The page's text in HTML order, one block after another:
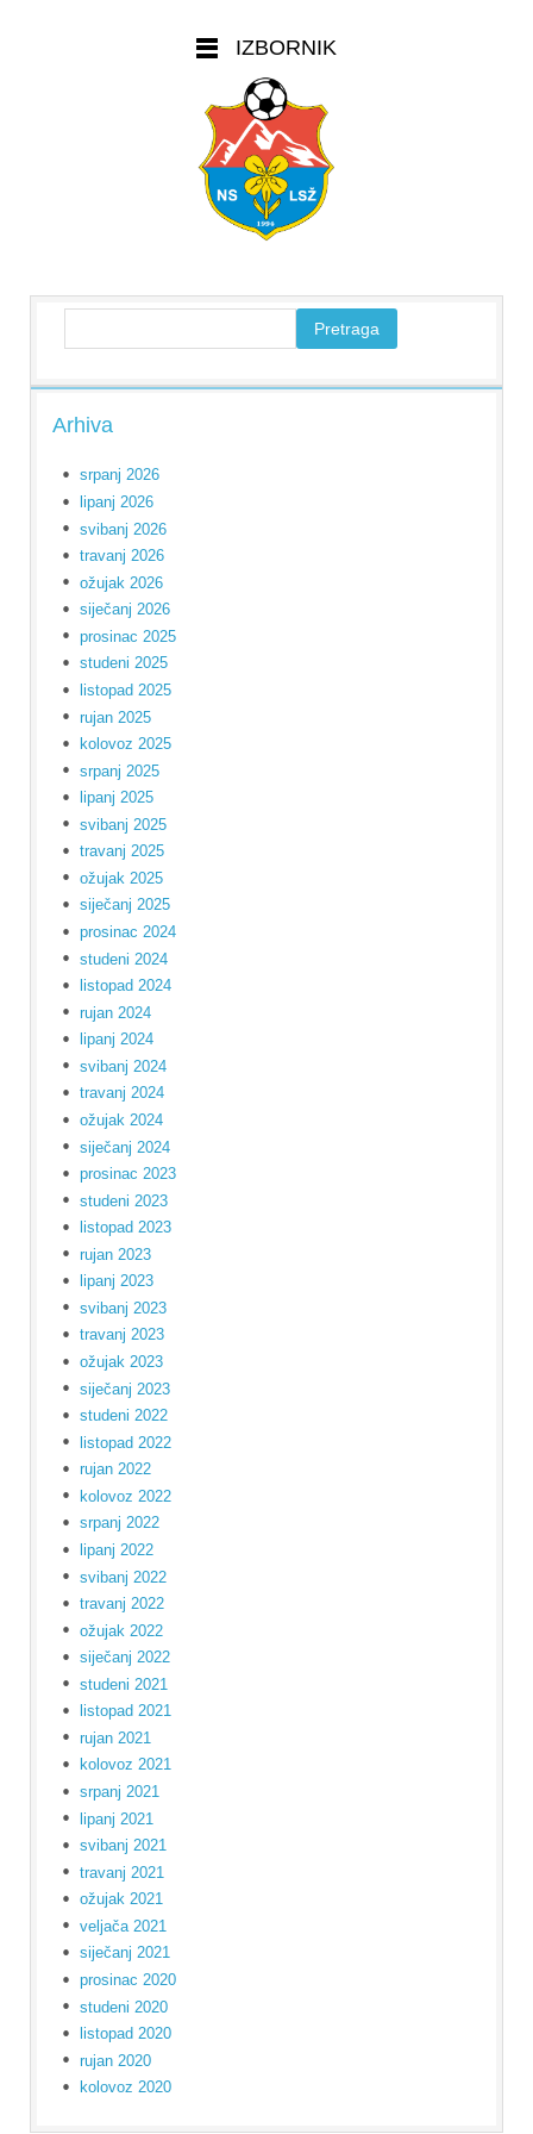
IZBORNIK
Arhiva
srpanj 2026
lipanj 2026
svibanj 2026
travanj 2026
ožujak 2026
siječanj 2026
prosinac 2025
studeni 2025
listopad 2025
rujan 2025
kolovoz 2025
srpanj 2025
lipanj 2025
svibanj 2025
travanj 2025
ožujak 2025
siječanj 2025
prosinac 2024
studeni 2024
listopad 2024
rujan 2024
lipanj 2024
svibanj 2024
travanj 2024
ožujak 2024
siječanj 2024
prosinac 2023
studeni 2023
listopad 2023
rujan 2023
lipanj 2023
svibanj 2023
travanj 2023
ožujak 2023
siječanj 2023
studeni 2022
listopad 2022
rujan 2022
kolovoz 2022
srpanj 2022
lipanj 2022
svibanj 2022
travanj 2022
ožujak 2022
siječanj 2022
studeni 2021
listopad 2021
rujan 2021
kolovoz 2021
srpanj 2021
lipanj 2021
svibanj 2021
travanj 2021
ožujak 2021
veljača 2021
siječanj 2021
prosinac 2020
studeni 2020
listopad 2020
rujan 2020
kolovoz 2020